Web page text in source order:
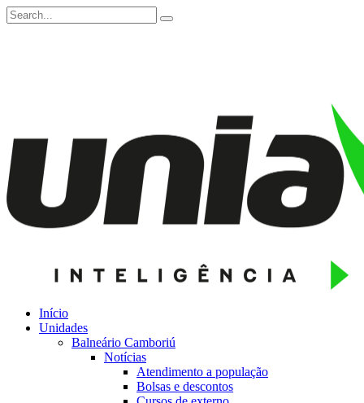
Início
Unidades
Balneário Camboriú
Notícias
Atendimento a população
Bolsas e descontos